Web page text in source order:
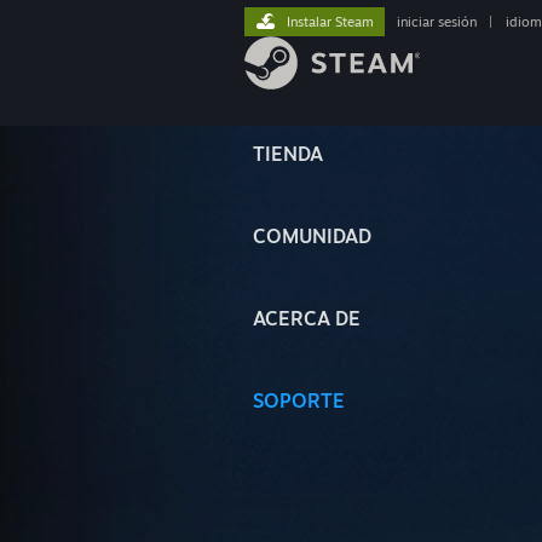
TIENDA
COMUNIDAD
ACERCA DE
SOPORTE
Instalar Steam iniciar sesión